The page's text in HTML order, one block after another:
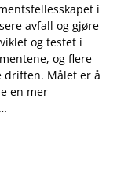
i
avfall og gjøre
og testet i
og flere
driften. Målet er å
en mer